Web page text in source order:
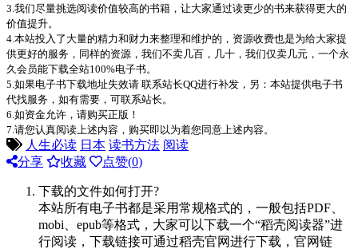
3.我们尽量挑选阅读价值较高的书籍，让大家通过读更少的书来获得更大的
价值提升。
4.本站投入了大量的精力和财力来整理和维护的，资源收费也是为给大家提
供更好的服务，同样的资源，我们不卖几百，几十，我们仅卖几元，一个永
久会员能下载全站100%电子书。
5.如果电子书下载地址失效请 联系站长QQ进行补发，另：本站提供电子书
代找服务，如有需要，可联系站长。
6.如资金允许，请购买正版！
7.请您认真阅读上述内容，购买即以为着您同意上述内容。
人生必读 日本 读书方法 阅读
分享
收藏 点赞(0)
下载的文件如何打开?
本站所有电子书都是采用常规格式的，一般包括PDF、
mobi、epub等格式，大家可以下载一个“稻壳阅读器”进
行阅读，下载链接可通过稻壳官网进行下载，官网链